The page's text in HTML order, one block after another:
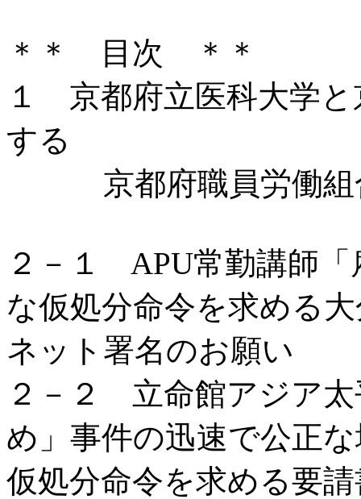
＊＊ 目次 ＊＊
１ 京都府立医科大学と
する
京都府職員労働
２－１ APU常勤講師「
な仮処分命令を求める
ネット署名のお願い
２－２ 立命館アジア太
め」事件の迅速で公正
仮処分命令を求める要